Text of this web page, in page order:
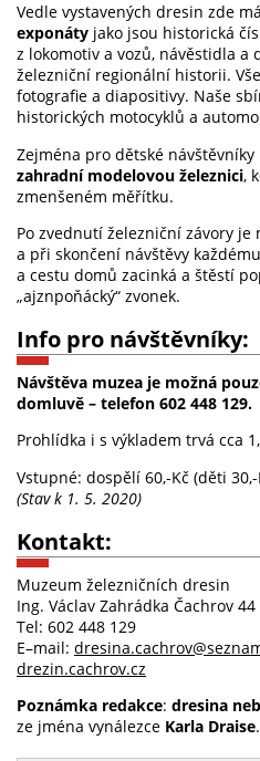
Vedle vystavených dresin zde
exponáty jako jsou historická
z lokomotiv a vozů, návěstidla a
železniční regionální historii.
fotografie a diapositivy. Naše
historických motocyklů a
Zejména pro dětské
zahradní modelovou železnici,
zmenšeném měřítku.
Po zvednutí železniční závory
a při skončení návštěvy
a cestu domů zacinká a štěstí
„ajznpoňácký“ zvonek.
Info pro návštěvníky:
Návštěva muzea je možná
domluvě – telefon 602 448 129.
Prohlídka i s výkladem trvá cca
Vstupné: dospělí 60,-Kč (děti 30,-
(Stav k 1. 5. 2020)
Kontakt:
Muzeum železničních dresin
Ing. Václav Zahrádka Čachrov
Tel: 602 448 129
E–mail:
drezin.cachrov.cz
Poznámka redakce: dresina
ze jména vynálezce Karla Draise